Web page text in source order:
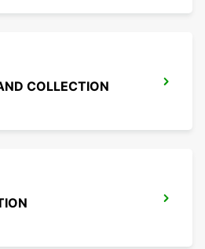
COLLECTION